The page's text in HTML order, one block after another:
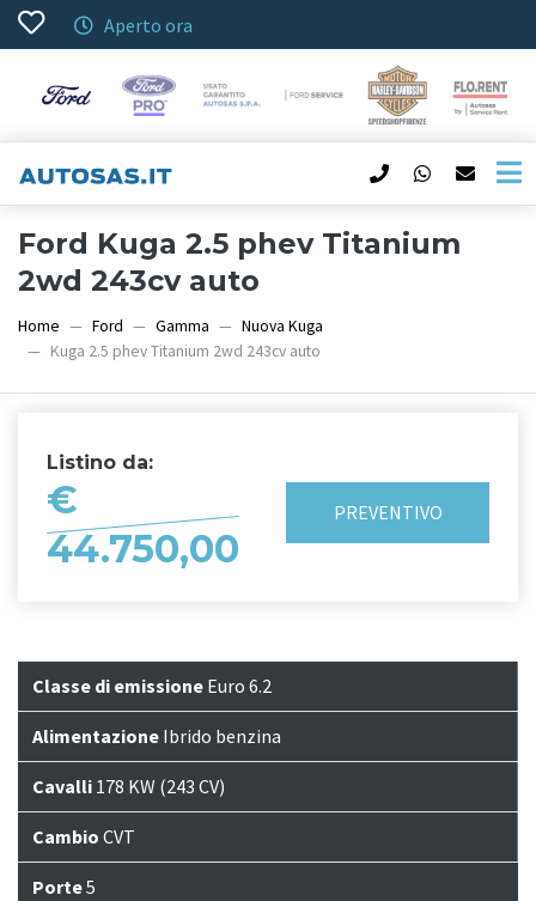
Aperto ora
Ford Kuga 2.5 phev Titanium
2wd 243cv auto
Home Ford Gamma
Nuova Kuga
Kuga 2.5 phev Titanium 2wd 243cv auto
Listino da:
€
44.750,00
PREVENTIVO
Classe di emissione Euro 6.2
Alimentazione Ibrido benzina
Cavalli 178 KW (243 CV)
Cambio CVT
Porte5